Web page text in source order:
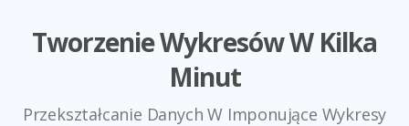
Tworzenie Wykresów W Kilka
Minut
Przekształcanie Danych W Imponujące Wykresy